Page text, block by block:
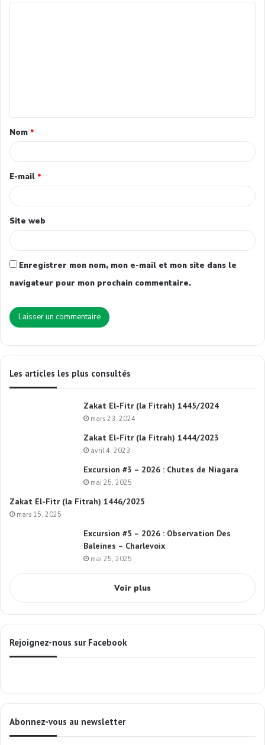
Nom *
E-mail *
Site web
Enregistrer mon nom, mon e-mail et mon site dans le
navigateur pour mon prochain commentaire.
Les articles les plus consultés
Zakat El-Fitr (la Fitrah) 1445/2024
mars 23, 2024
Zakat El-Fitr (la Fitrah) 1444/2023
avril 4, 2023
Excursion #3 – 2026 : Chutes de Niagara
mai 25, 2025
Zakat El-Fitr (la Fitrah) 1446/2025
mars 15, 2025
Excursion #5 – 2026 : Observation Des
Baleines – Charlevoix
mai 25, 2025
Voir plus
Rejoignez-nous sur Facebook
Abonnez-vous au newsletter